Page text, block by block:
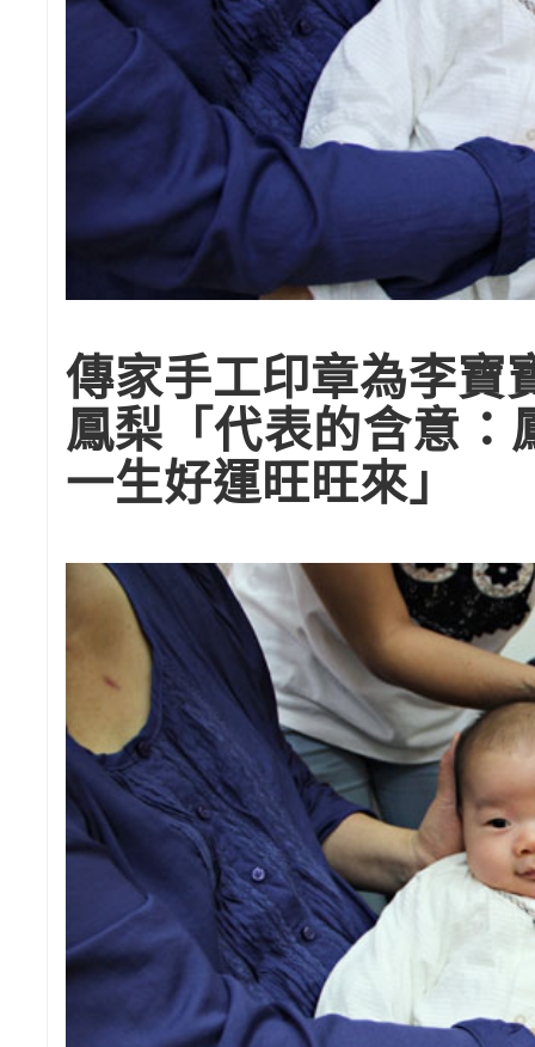
傳家手工印章為李寶
鳳梨「代表的含意：
一生好運旺旺來」